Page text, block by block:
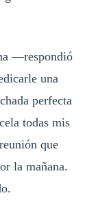
—respondió
una
perfecta
todas mis
que
la mañana.